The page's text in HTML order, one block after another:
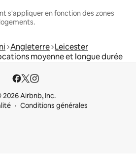
s'appliquer en fonction des zones
Angleterre Leicester
moyenne et longue durée
2026 Airbnb, Inc.
Conditions générales